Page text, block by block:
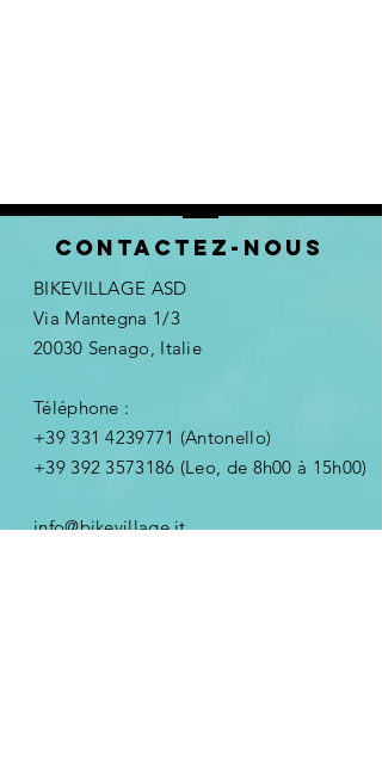
Contactez-nous
BIKEVILLAGE ASD
Via Mantegna 1/3
20030 Senago, Italie
Téléphone :
+39 331 4239771 (Antonello)
+39 392 3573186 (Leo, de 8h00 à 15h00)
info@bikevillage.it